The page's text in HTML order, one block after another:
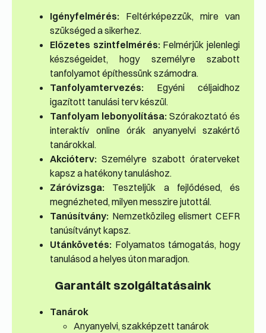
Igényfelmérés: Feltérképezzük, mire van
szükséged a sikerhez.
Előzetes szintfelmérés:Felmérjük jelenlegi
készségeidet, hogy személyre szabott
tanfolyamot építhessünk számodra.
Tanfolyamtervezés: Egyéni céljaidhoz
igazított tanulási terv készül.
Tanfolyam lebonyolítása: Szórakoztató és
interaktív online órák anyanyelvi szakértő
tanárokkal.
Akcióterv: Személyre szabott óraterveket
kapsz a hatékony tanuláshoz.
Záróvizsga: Teszteljük a fejlődésed, és
megnézheted, milyen messzire jutottál.
Tanúsítvány: Nemzetközileg elismert CEFR
tanúsítványt kapsz.
Utánkövetés: Folyamatos támogatás, hogy
tanulásod a helyes úton maradjon.
Garantált szolgáltatásaink
Tanárok
Anyanyelvi, szakképzett tanárok